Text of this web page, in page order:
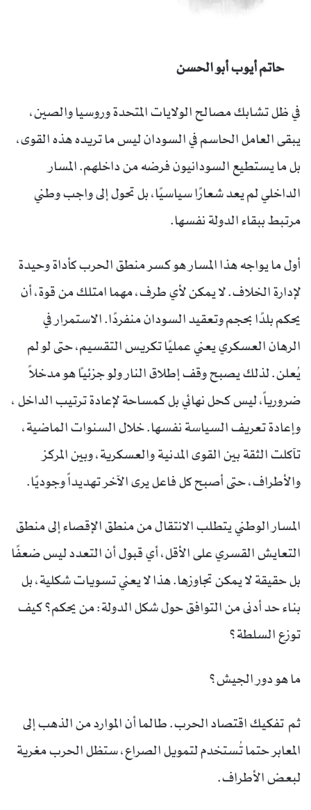
حاتم أيوب أبو الحسن
في ظل تشابك مصالح الولايات المتحدة وروسيا والصين،
يبقى العامل الحاسم في السودان ليس ما تريده هذه القوى،
بل ما يستطيع السودانيون فرضه من داخلهم. المسار
الداخلي لم يعد شعارًا سياسيًا، بل تحول إلى واجب وطني
مرتبط ببقاء الدولة نفسها.
أول ما يواجه هذا المسار هو كسر منطق الحرب كأداة وحيدة
لإدارة الخلاف. لا يمكن لأي طرف، مهما امتلك من قوة، أن
يحكم بلدًا بحجم وتعقيد السودان منفردًا. الاستمرار في
الرهان العسكري يعني عمليًا تكريس التقسيم، حتى لو لم
يُعلن. لذلك يصبح وقف إطلاق النار ولو جزئياً هو مدخلاً
ضرورياً، ليس كحل نهائي بل كمساحة لإعادة ترتيب الداخل ،
وإعادة تعريف السياسة نفسها. خلال السنوات الماضية،
تآكلت الثقة بين القوى المدنية والعسكرية، وبين المركز
والأطراف، حتى أصبح كل فاعل يرى الآخر تهديداً وجوديًا.
المسار الوطني يتطلب الانتقال من منطق الإقصاء إلى منطق
التعايش القسري على الأقل، أي قبول أن التعدد ليس ضعفًا
بل حقيقة لا يمكن تجاوزها. هذا لا يعني تسويات شكلية، بل
بناء حد أدنى من التوافق حول شكل الدولة: من يحكم؟ كيف
توزع السلطة؟
ما هو دور الجيش؟
ثم تفكيك اقتصاد الحرب. طالما أن الموارد من الذهب إلى
المعابر حتما تُستخدم لتمويل الصراع، ستظل الحرب مغرية
لبعض الأطراف.